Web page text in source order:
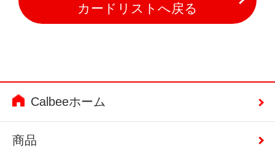
カードリストへ戻る
Calbeeホーム
商品